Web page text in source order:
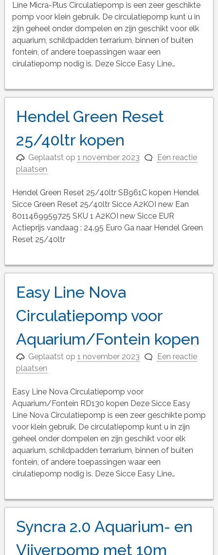
Line Micra-Plus Circulatiepomp is een zeer geschikte
pomp voor klein gebruik. De circulatiepomp kunt u in
zijn geheel onder dompelen en zijn geschikt voor elk
aquarium, schildpadden terrarium, binnen of buiten
fontein, of andere toepassingen waar een
cirulatiepomp nodig is. Deze Sicce Easy Line…
Hendel Green Reset
25/40ltr kopen
Geplaatst op1 november 2023
Een reactie
plaatsen
Hendel Green Reset 25/40ltr SB961C kopen Hendel
Sicce Green Reset 25/40ltr Sicce A2KOI new Ean
8011469959725 SKU 1 A2KOI new Sicce EUR
Actieprijs vandaag : 24.95 Euro Ga naar Hendel Green
Reset 25/40ltr
Easy Line Nova
Circulatiepomp voor
Aquarium/Fontein kopen
Geplaatst op1 november 2023
Een reactie
plaatsen
Easy Line Nova Circulatiepomp voor
Aquarium/Fontein RD130 kopen Deze Sicce Easy
Line Nova Circulatiepomp is een zeer geschikte pomp
voor klein gebruik. De circulatiepomp kunt u in zijn
geheel onder dompelen en zijn geschikt voor elk
aquarium, schildpadden terrarium, binnen of buiten
fontein, of andere toepassingen waar een
cirulatiepomp nodig is. Deze Sicce Easy Line…
Syncra 2.0 Aquarium- en
Vijverpomp met 10m